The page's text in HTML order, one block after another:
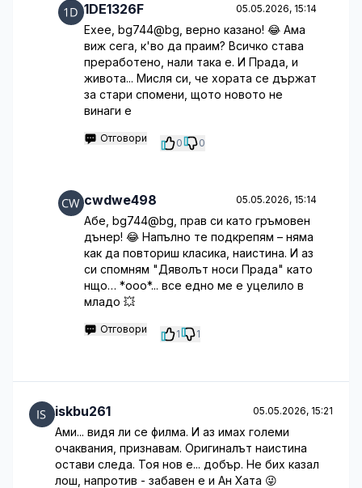
1DE1326F 05.05.2026, 15:14
Ехее, bg744@bg, верно казано! 😂 Ама
виж сега, к'во да праим? Всичко става
преработено, нали така е. И Прада, и
живота... Мисля си, че хората се държат
за стари спомени, щото новото не
винаги е
Отговори 0 0
cwdwe498 05.05.2026, 15:14
Абе, bg744@bg, прав си като гръмовен
дънер! 😂 Напълно те подкрепям – няма
как да повториш класика, наистина. И аз
си спомням "Дяволът носи Прада" като
нщо… *ооо*... все едно ме е уцелило в
младо 💥
Отговори 1 1
iskbu261 05.05.2026, 15:21
Ами... видя ли се филма. И аз имах големи
очаквания, признавам. Оригиналът наистина
остави следа. Тоя нов е... добър. Не бих казал
лош, напротив - забавен е и Ан Хата 😜